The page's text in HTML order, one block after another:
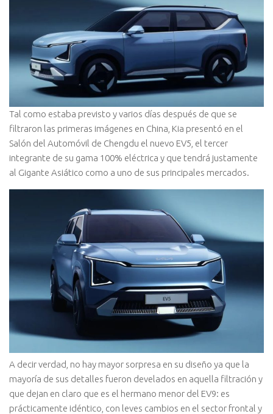
Tal como estaba previsto y varios días después de que se
filtraron las primeras imágenes en China, Kia presentó en el
Salón del Automóvil de Chengdu el nuevo EV5, el tercer
integrante de su gama 100% eléctrica y que tendrá justamente
al Gigante Asiático como a uno de sus principales mercados.
A decir verdad, no hay mayor sorpresa en su diseño ya que la
mayoría de sus detalles fueron develados en aquella filtración y
que dejan en claro que es el hermano menor del EV9: es
prácticamente idéntico, con leves cambios en el sector frontal y